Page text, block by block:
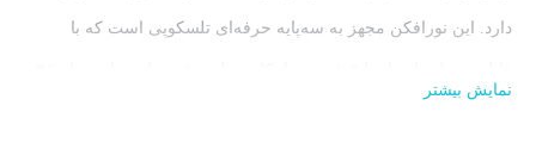
دارد. این نورافکن مجهز به سه‌پایه حرفه‌ای تلسکوپی است که با
نمایش بیشتر